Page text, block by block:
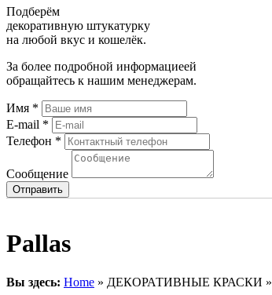
Подберём
декоративную штукатурку
на любой вкус и кошелёк.
За более подробной информациеей
обращайтесь к нашим менеджерам.
Имя *
E-mail *
Телефон *
Сообщение
Pallas
Вы здесь: Home » ДЕКОРАТИВНЫЕ КРАСКИ »